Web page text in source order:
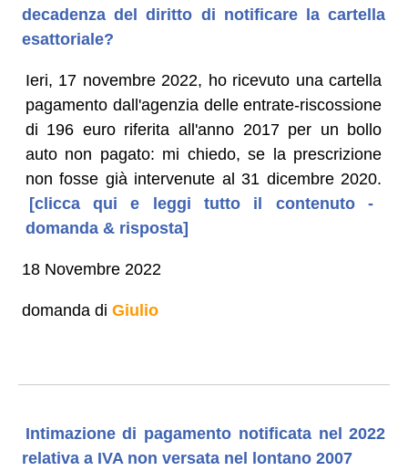
decadenza del diritto di notificare la cartella
esattoriale?
Ieri, 17 novembre 2022, ho ricevuto una cartella
pagamento dall'agenzia delle entrate-riscossione
di 196 euro riferita all'anno 2017 per un bollo
auto non pagato: mi chiedo, se la prescrizione
non fosse già intervenute al 31 dicembre 2020.
[clicca qui e leggi tutto il contenuto -
domanda & risposta]
18 Novembre 2022
domanda di Giulio
Intimazione di pagamento notificata nel 2022
relativa a IVA non versata nel lontano 2007